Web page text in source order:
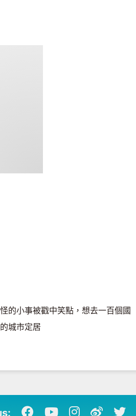
的小事被戳中笑點，想去一百個國
城市定居